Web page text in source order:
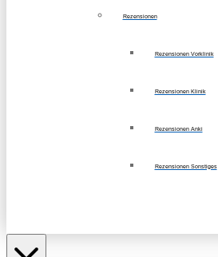
Rezensionen
Rezensionen Vorklinik
Rezensionen Klinik
Rezensionen Anki
Rezensionen Sonstiges